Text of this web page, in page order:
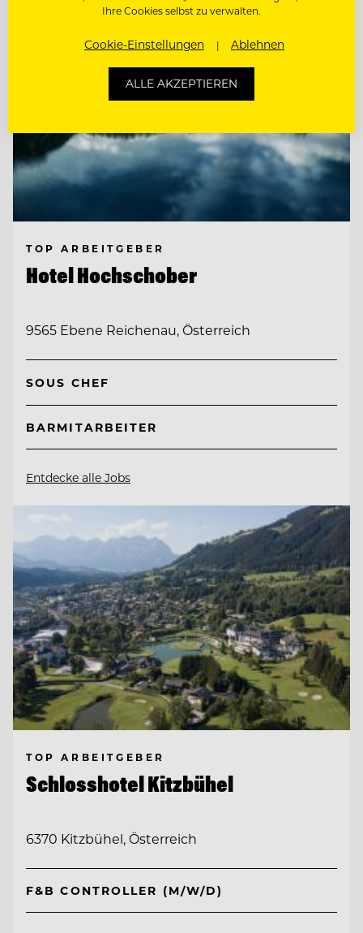
TOP ARBEITGEBER
Hotel Hochschober
9565 Ebene Reichenau, Österreich
SOUS CHEF
BARMITARBEITER
Entdecke alle Jobs
TOP ARBEITGEBER
Schlosshotel Kitzbühel
6370 Kitzbühel, Österreich
F&B CONTROLLER (M/W/D)
Ihre Cookies selbst zu verwalten.
Cookie-Einstellungen Ablehnen
ALLE AKZEPTIEREN